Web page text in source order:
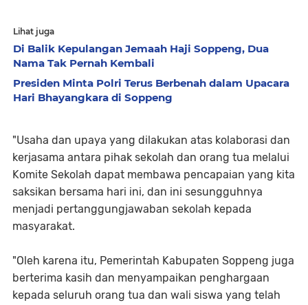
Lihat juga
Di Balik Kepulangan Jemaah Haji Soppeng, Dua
Nama Tak Pernah Kembali
Presiden Minta Polri Terus Berbenah dalam Upacara
Hari Bhayangkara di Soppeng
"Usaha dan upaya yang dilakukan atas kolaborasi dan
kerjasama antara pihak sekolah dan orang tua melalui
Komite Sekolah dapat membawa pencapaian yang kita
saksikan bersama hari ini, dan ini sesungguhnya
menjadi pertanggungjawaban sekolah kepada
masyarakat.
"Oleh karena itu, Pemerintah Kabupaten Soppeng juga
berterima kasih dan menyampaikan penghargaan
kepada seluruh orang tua dan wali siswa yang telah